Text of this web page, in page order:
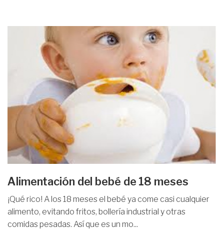
Alimentación del bebé de 18 meses
¡Qué rico! A los 18 meses el bebé ya come casi cualquier
alimento, evitando fritos, bollería industrial y otras
comidas pesadas. Así que es un mo...